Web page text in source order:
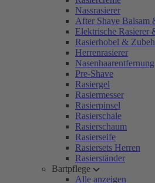
Nassrasierer
After Shave Balsam
Elektrische Rasierer
Rasierhobel &
Herrenrasierer
Nasenhaarentfernung
Pre-Shave
Rasiergel
Rasiermesser
Rasierpinsel
Rasierschale
Rasierschaum
Rasierseife
Rasiersets Herren
Rasierständer
Bartpflege
Alle anzeigen